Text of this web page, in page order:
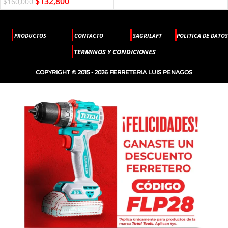
PRODUCTOS CONTACTO SAGRILAFT POLITICA DE DATOS
TERMINOS Y CONDICIONES
COPYRIGHT © 2015 - 2026 FERRETERIA LUIS PENAGOS